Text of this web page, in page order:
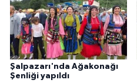
Şalpazarı'nda Ağakonağı
Şenliği yapıldı